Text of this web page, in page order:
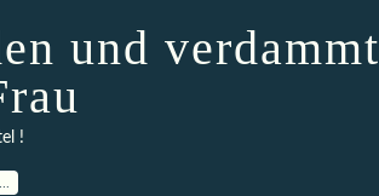
und verdammt
!